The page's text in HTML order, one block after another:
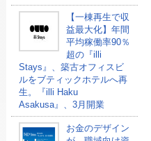
【一棟再生で収
益最大化】年間
平均稼働率90％
超の『illi
Stays』、築古オフィスビ
ルをブティックホテルへ再
生。『illi Haku
Asakusa』、3月開業
お金のデザイン